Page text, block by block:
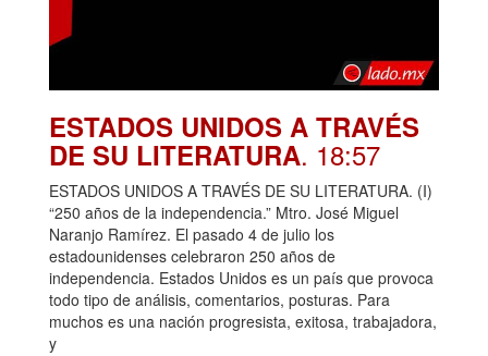
ESTADOS UNIDOS A TRAVÉS
DE SU LITERATURA. 18:57
ESTADOS UNIDOS A TRAVÉS DE SU LITERATURA. (I)
“250 años de la independencia.” Mtro. José Miguel
Naranjo Ramírez. El pasado 4 de julio los
estadounidenses celebraron 250 años de
independencia. Estados Unidos es un país que provoca
todo tipo de análisis, comentarios, posturas. Para
muchos es una nación progresista, exitosa, trabajadora,
y